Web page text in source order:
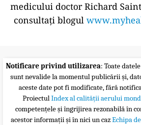
medicului doctor Richard
consultați blogul
Notificare privind utilizarea: Toate
sunt nevalide la momentul publicării și,
aceste date pot fi modificate, fără
ProiectulIndex al calității aerului
competențele și îngrijirea rezonabilă în
acestor informații și în nici un cazEchipa